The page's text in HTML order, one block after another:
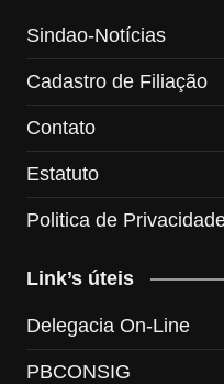
Sindao-Notícias
Cadastro de Filiação
Contato
Estatuto
Politica de
Link’s úteis
Delegacia On-Line
PBCONSIG